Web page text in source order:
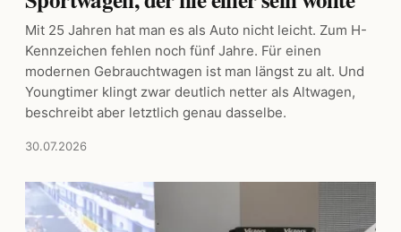
Mit 25 Jahren hat man es als Auto nicht leicht. Zum H-
Kennzeichen fehlen noch fünf Jahre. Für einen
modernen Gebrauchtwagen ist man längst zu alt. Und
Youngtimer klingt zwar deutlich netter als Altwagen,
beschreibt aber letztlich genau dasselbe.
30.07.2026